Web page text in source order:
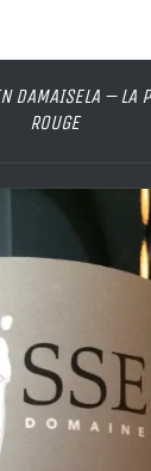
DAMAISELA –
ROUGE